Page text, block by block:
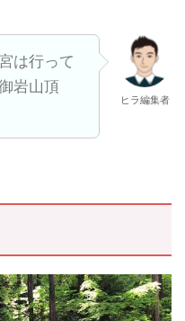
は行って
岩山頂
ヒラ編集者